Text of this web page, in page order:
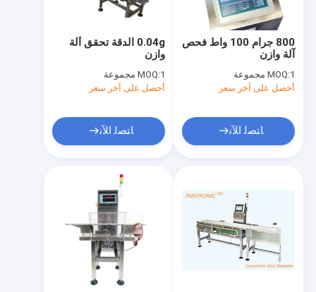
0.04g الدقة تحقق آلة
وازن
MOQ:1 مجموعة
أحصل على آخر سعر
ﺎﺘﺼﻟ ﺍﻶﻧ
800 جرام 100 واط فحص
آلة وازن
MOQ:1 مجموعة
أحصل على آخر سعر
ﺎﺘﺼﻟ ﺍﻶﻧ